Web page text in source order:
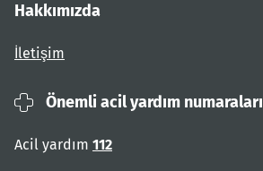
Hakkımızda
İletişim
Önemli acil yardım numaraları
Acil yardım 112